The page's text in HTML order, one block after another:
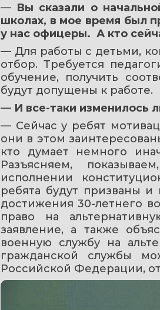
— Вы сказали о
школах, в мое время был
у нас офицеры.  А кто
— Для работы с детьми,
отбор. Требуется
обучение, получить
будут допущены к работе.
— И все-таки изменилось
— Сейчас у ребят
они в этом
кто думает немного
Разъясняем,
исполнении
ребята будут призваны
достижения 30-летнего
право на
заявление, а также
военную службу на
гражданской службы
Российской Федерации,